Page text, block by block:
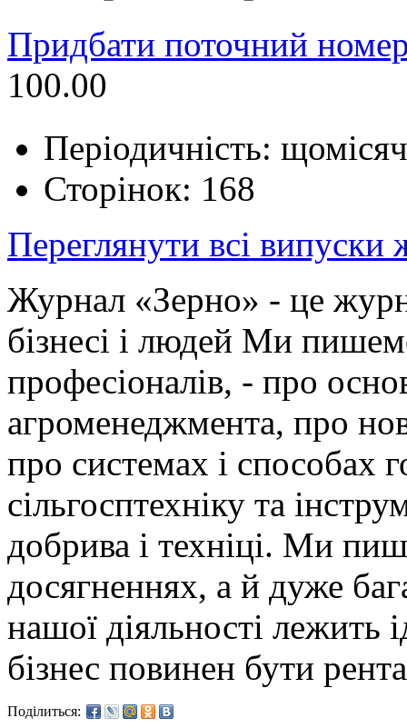
Придбати поточний
100.00
Періодичність:
Сторінок: 168
Переглянути всі випуски
Журнал «Зерно» - це
бізнесі і людей Ми
професіоналів, - про
агроменеджмента, про
про системах і способах
сільгосптехніку та
добрива і техніці. Ми
досягненнях, а й дуже
нашої діяльності лежить
бізнес повинен бути
Поділиться: